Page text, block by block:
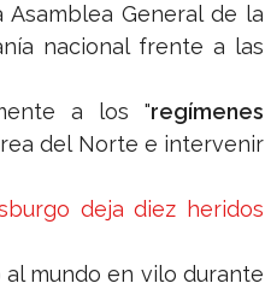
General de la
nacional frente a las
a los "regímenes
del Norte e intervenir
deja diez heridos
al mundo en vilo durante